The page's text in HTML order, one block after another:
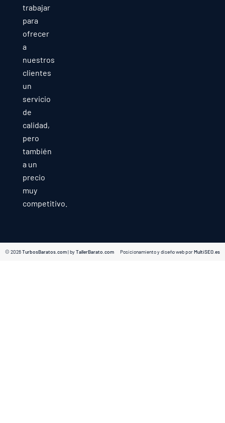
trabajar
para
ofrecer
a
nuestros
clientes
un
servicio
de
calidad,
pero
también
a un
precio
muy
competitivo.
© 2026TurbosBaratos.com| byTallerBarato.com Posicionamiento y diseño web porMultiSEO.es